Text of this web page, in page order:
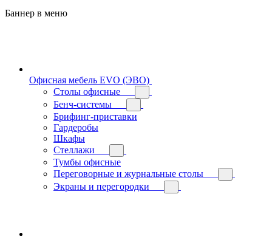
Баннер в меню
Офисная мебель EVO (ЭВО)
Cтолы офисные
Бенч-системы
Брифинг-приставки
Гардеробы
Шкафы
Стеллажи
Тумбы офисные
Переговорные и журнальные столы
Экраны и перегородки